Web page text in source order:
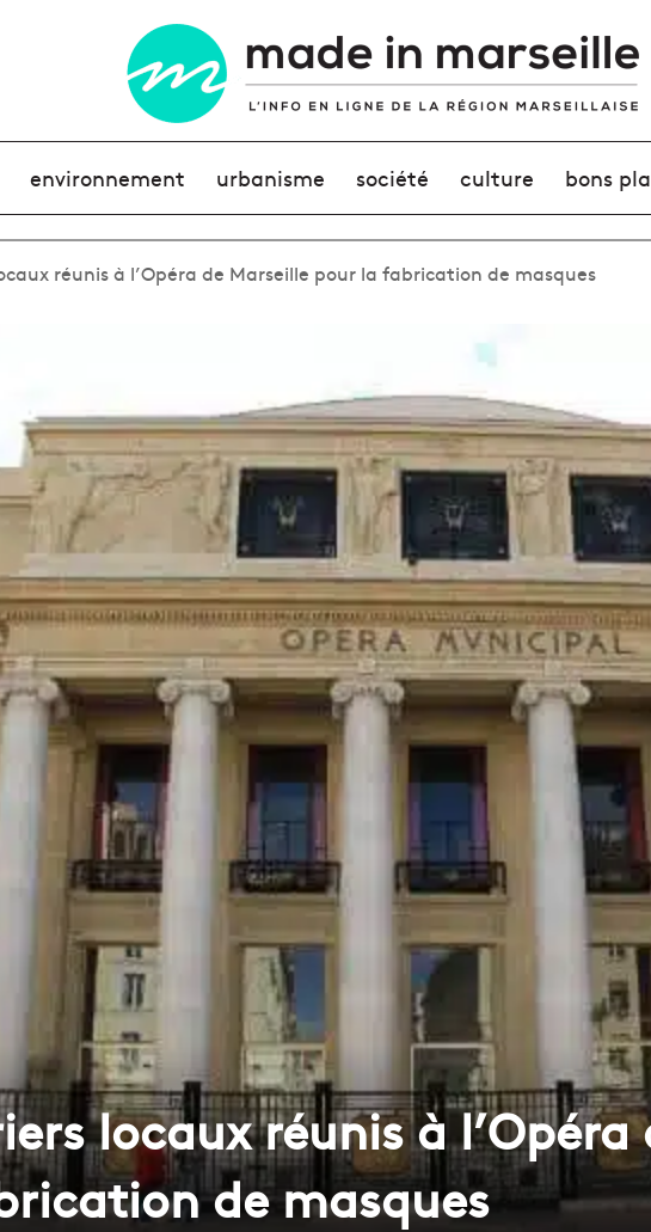
environnement urbanisme société culture bons
réunis à l’Opéra de Marseille pour la fabrication de masques
locaux réunis à l’Opéra
de masques